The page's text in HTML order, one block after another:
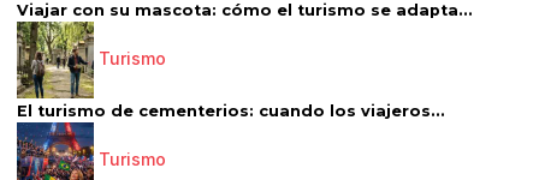
Viajar con su mascota: cómo el turismo se adapta...
Turismo
El turismo de cementerios: cuando los viajeros...
Turismo